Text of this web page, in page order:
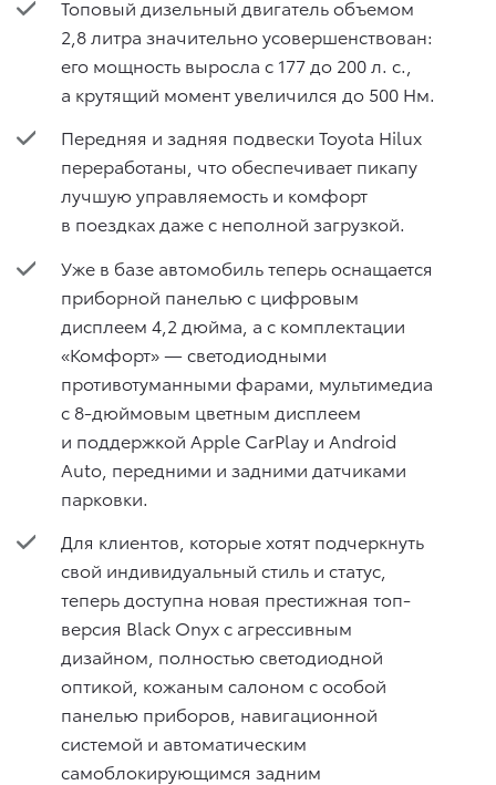
Топовый дизельный двигатель объемом
2,8 литра значительно усовершенствован:
его мощность выросла с 177 до 200 л. с.,
а крутящий момент увеличился до 500 Нм.
Передняя и задняя подвески Toyota Hilux
переработаны, что обеспечивает пикапу
лучшую управляемость и комфорт
в поездках даже с неполной загрузкой.
Уже в базе автомобиль теперь оснащается
приборной панелью с цифровым
дисплеем 4,2 дюйма, а с комплектации
«Комфорт» — светодиодными
противотуманными фарами, мультимедиа
с 8-дюймовым цветным дисплеем
и поддержкой Apple CarPlay и Android
Auto, передними и задними датчиками
парковки.
Для клиентов, которые хотят подчеркнуть
свой индивидуальный стиль и статус,
теперь доступна новая престижная топ-
версия Black Onyx с агрессивным
дизайном, полностью светодиодной
оптикой, кожаным салоном с особой
панелью приборов, навигационной
системой и автоматическим
самоблокирующимся задним